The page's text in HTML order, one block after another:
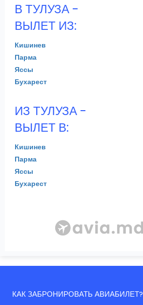
В ТУЛУЗА -
ВЫЛЕТ ИЗ:
Кишинев
Парма
Яссы
Бухарест
ИЗ ТУЛУЗА -
ВЫЛЕТ В:
Кишинев
Парма
Яссы
Бухарест
КАК ЗАБРОНИРОВАТЬ АВИАБИЛЕТ?